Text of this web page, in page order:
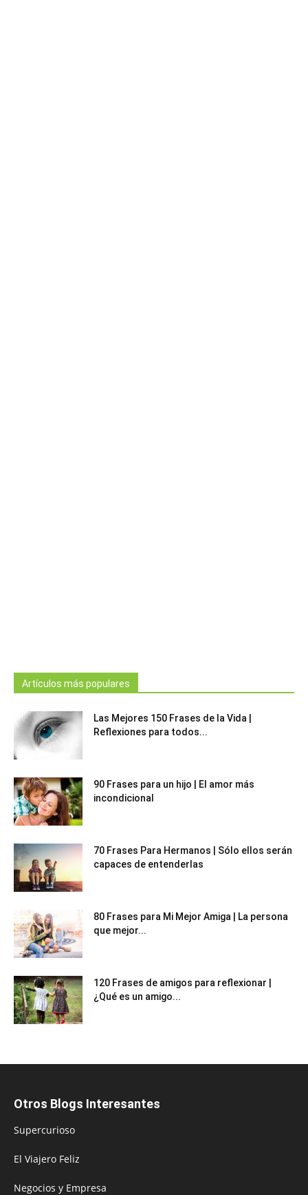
Artículos más populares
Las Mejores 150 Frases de la Vida |
Reflexiones para todos...
90 Frases para un hijo | El amor más
incondicional
70 Frases Para Hermanos | Sólo ellos serán
capaces de entenderlas
80 Frases para Mi Mejor Amiga | La persona
que mejor...
120 Frases de amigos para reflexionar |
¿Qué es un amigo...
Otros Blogs Interesantes
Supercurioso
El Viajero Feliz
Negocios y Empresa